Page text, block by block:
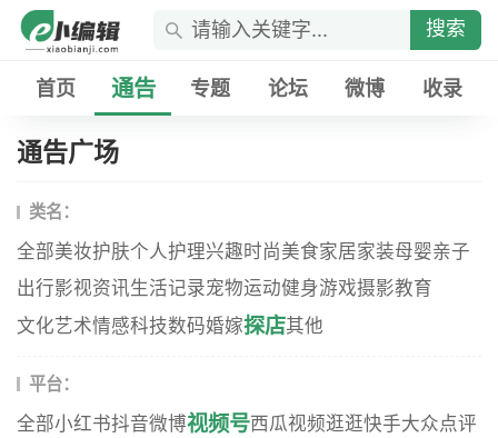
搜索
首页 通告 专题 论坛 微博 收录
通告广场
类名：
全部美妆护肤个人护理兴趣时尚美食家居家装母婴亲子
出行影视资讯生活记录宠物运动健身游戏摄影教育
文化艺术情感科技数码婚嫁探店其他
平台：
全部小红书抖音微博视频号西瓜视频逛逛快手大众点评